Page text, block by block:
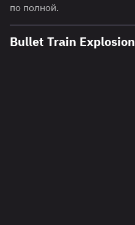
по полной.
Bullet Train Explosion